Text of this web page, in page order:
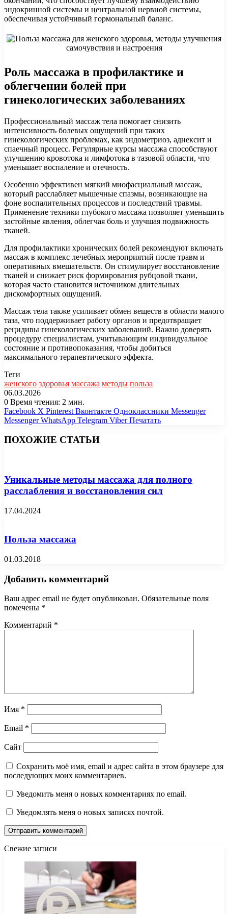
эндокринной системы и центральной нервной системы,
обеспечивая устойчивый гормональный баланс.
Роль массажа в профилактике и
облегчении болей при
гинекологических заболеваниях
Профессиональный массаж тела помогает снизить
интенсивность болевых ощущений при таких
гинекологических проблемах, как эндометриоз, аднексит и
спаечный процесс. Регулярные курсы массажа способствуют
улучшению кровотока и лимфотока в тазовой области, что
уменьшает воспаление и отечность.
Особенно эффективен мягкий миофасциальный массаж,
который расслабляет мышечные спазмы, возникающие на
фоне воспалительных процессов и последствий травмы.
Применение техники глубокого массажа позволяет уменьшить
застойные явления, облегчая боль и улучшая подвижность
тканей.
Для профилактики хронических болей рекомендуют включать
массаж в комплекс лечебных мероприятий после травм и
оперативных вмешательств. Он стимулирует восстановление
тканей и снижает риск формирования рубцовой ткани,
которая часто становится источником длительных
дискомфортных ощущений.
Массаж тела также усиливает обмен веществ в области малого
таза, что поддерживает работу органов и предотвращает
рецидивы гинекологических заболеваний. Важно доверять
процедуру специалистам, учитывающим индивидуальное
состояние и противопоказания, чтобы добиться
максимального терапевтического эффекта.
Теги
женского здоровья массажа методы польза
06.03.2026
0 Время чтения: 2 мин.
Facebook X Pinterest Вконтакте Одноклассники Messenger
Messenger WhatsApp Telegram Viber Печатать
ПОХОЖИЕ СТАТЬИ
Уникальные методы массажа для полного
расслабления и восстановления сил
17.04.2024
Польза массажа
01.03.2018
Добавить комментарий
Ваш адрес email не будет опубликован. Обязательные поля
помечены *
Комментарий *
Имя *
Email *
Сайт
Сохранить моё имя, email и адрес сайта в этом браузере для
последующих моих комментариев.
Уведомить меня о новых комментариях по email.
Уведомлять меня о новых записях почтой.
Свежие записи